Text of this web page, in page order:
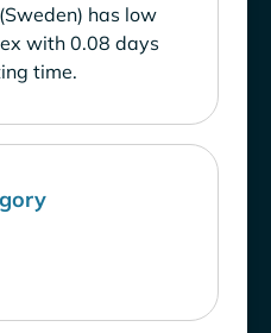
has low
with 0.08 days
time.